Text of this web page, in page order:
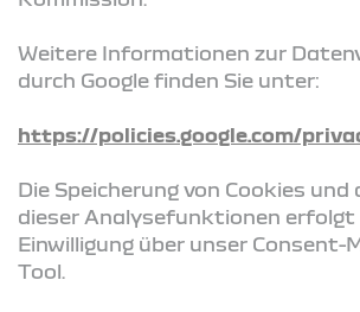
Weitere Informationen zur
durch Google finden Sie unter:
https://policies.google.com/
Die Speicherung von Cookies und
dieser Analysefunktionen erfolgt
Einwilligung über unser Consent-
Tool.